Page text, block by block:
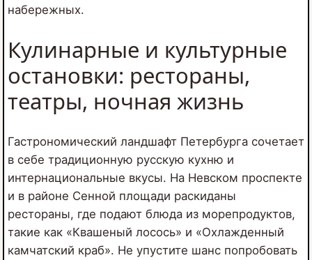
набережных.
Кулинарные и культурные
остановки: рестораны,
театры, ночная жизнь
Гастрономический ландшафт Петербурга сочетает
в себе традиционную русскую кухню и
интернациональные вкусы. На Невском проспекте
и в районе Сенной площади раскиданы
рестораны, где подают блюда из морепродуктов,
такие как «Квашеный лосось» и «Охлажденный
камчатский краб». Не упустите шанс попробовать